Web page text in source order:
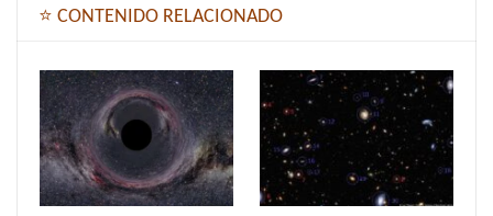
⭐ CONTENIDO RELACIONADO